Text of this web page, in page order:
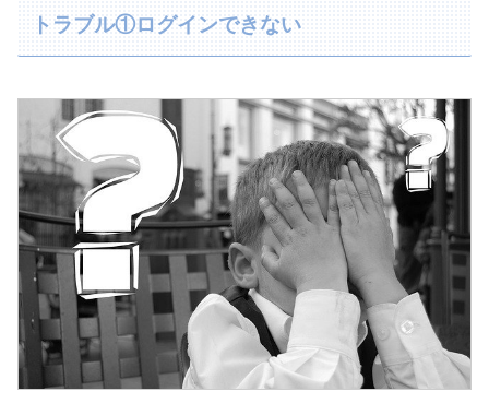
トラブル①ログインできない